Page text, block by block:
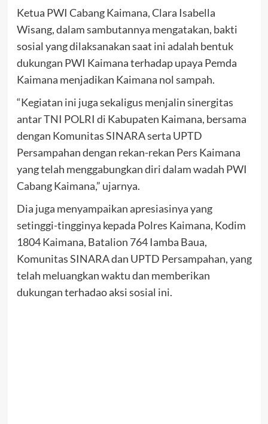
Ketua PWI Cabang Kaimana, Clara Isabella
Wisang, dalam sambutannya mengatakan, bakti
sosial yang dilaksanakan saat ini adalah bentuk
dukungan PWI Kaimana terhadap upaya Pemda
Kaimana menjadikan Kaimana nol sampah.
“Kegiatan ini juga sekaligus menjalin sinergitas
antar TNI POLRI di Kabupaten Kaimana, bersama
dengan Komunitas SINARA serta UPTD
Persampahan dengan rekan-rekan Pers Kaimana
yang telah menggabungkan diri dalam wadah PWI
Cabang Kaimana,” ujarnya.
Dia juga menyampaikan apresiasinya yang
setinggi-tingginya kepada Polres Kaimana, Kodim
1804 Kaimana, Batalion 764 Iamba Baua,
Komunitas SINARA dan UPTD Persampahan, yang
telah meluangkan waktu dan memberikan
dukungan terhadao aksi sosial ini.